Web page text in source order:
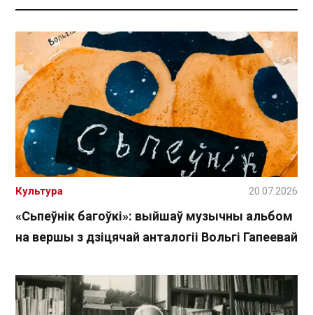
«Сьпеўнік багоўкі»: выйшаў музычны альбом
на вершы з дзіцячай анталогіі Вольгі Гапеевай
Культура 20.07.2026